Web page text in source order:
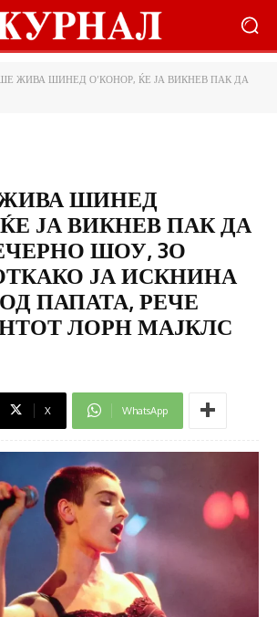
ЖИВА ШИНЕД О’КОНОР, ЌЕ ЈА ВИКНЕВ ПАК ДА
ШИНЕД
ЈА ВИКНЕВ ПАК ДА
ШОУ, 3О
ЈА ИСКНИНА
ПАПАТА, РЕЧЕ
ЛОРН МАЈКЛС
X WhatsApp